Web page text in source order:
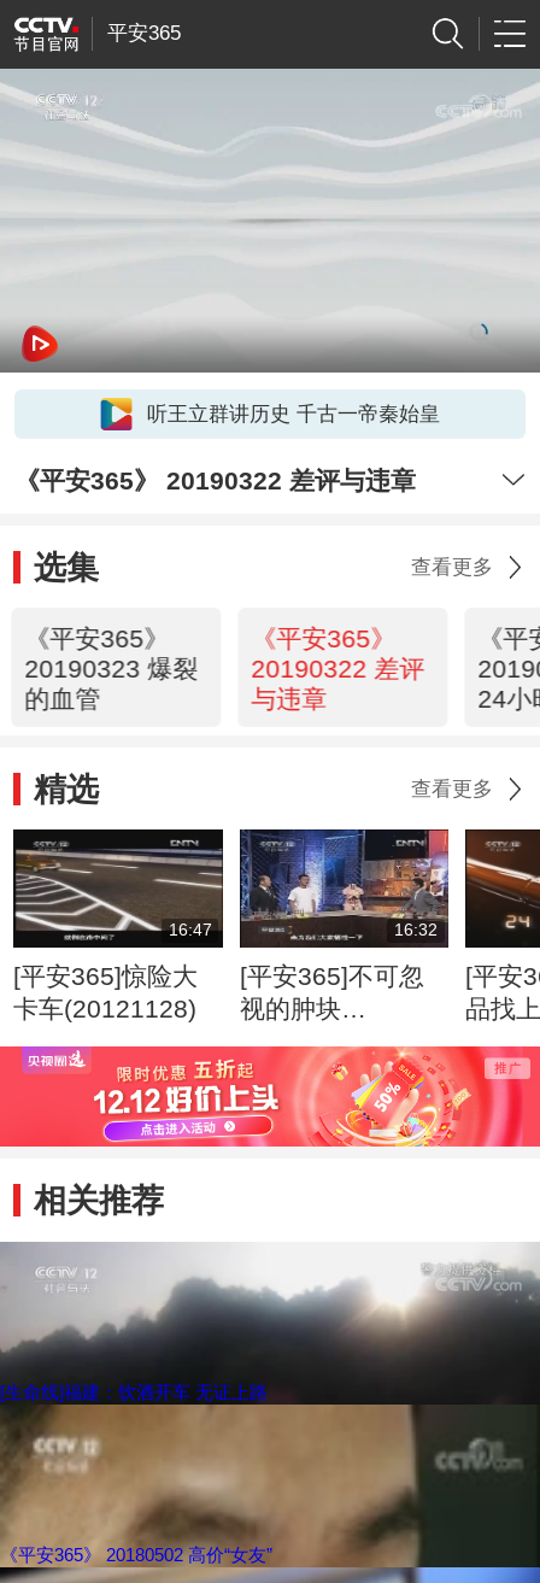
平安365
听王立群讲历史 千古一帝秦始皇
《平安365》 20190322 差评与违章
选集 查看更多
《平安365》
20190323 爆裂
的血管
《平安365》
20190322 差评
与违章
《
24小
精选 查看更多
16:47
[平安365]惊险大
卡车(20121128)
16:32
[平安365]不可忽
视的肿块
(20120807)
[平安
品找
相关推荐
[生命线]福建：饮酒开车 无证上路
《平安365》 20180502 高价“女友”